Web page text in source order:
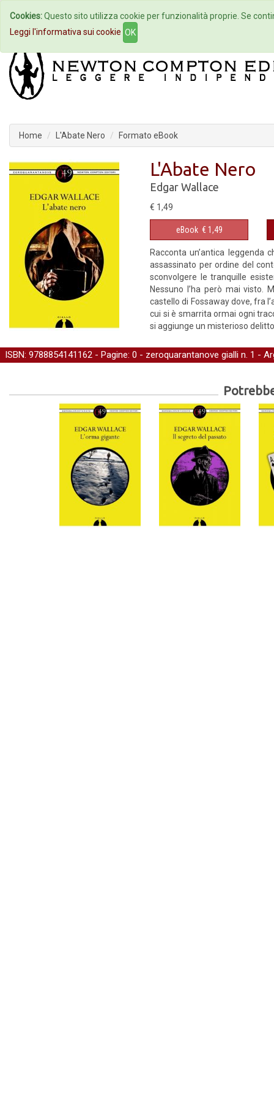
Home Autori Eventi
Home L'Abate Nero Formato eBook
L'Abate Nero
Edgar Wallace
€ 1,49
eBook € 1,49
Racconta un’antica leggenda
assassinato per ordine del
sconvolgere le tranquille
Nessuno l’ha però mai visto.
castello di Fossaway dove, fra
cui si è smarrita ormai ogni
si aggiunge un misterioso
ISBN: 9788854141162 - Pagine: 0 - zeroquarantanove gialli n. 1 -
Cookies:Questo sito utilizza cookie per funzionalità proprie. Se
Leggi l'informativa sui cookie OK